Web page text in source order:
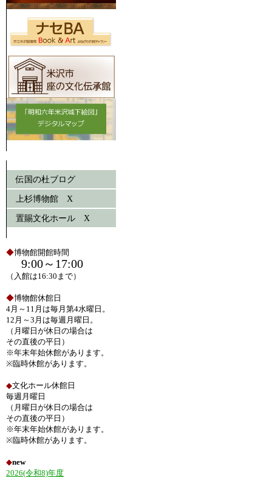
伝国の杜ブログ
上杉博物館 X
置賜文化ホール X
◆博物館開館時間
9:00～17:00
（入館は16:30まで）
◆博物館休館日
4月～11月は毎月第4水曜日。
12月～3月は毎週月曜日。
（月曜日が休日の場合は
その直後の平日）
※年末年始休館があります。
※臨時休館があります。
◆文化ホール休館日
毎週月曜日
（月曜日が休日の場合は
その直後の平日）
※年末年始休館があります。
※臨時休館があります。
◆new
2026(令和8)年度